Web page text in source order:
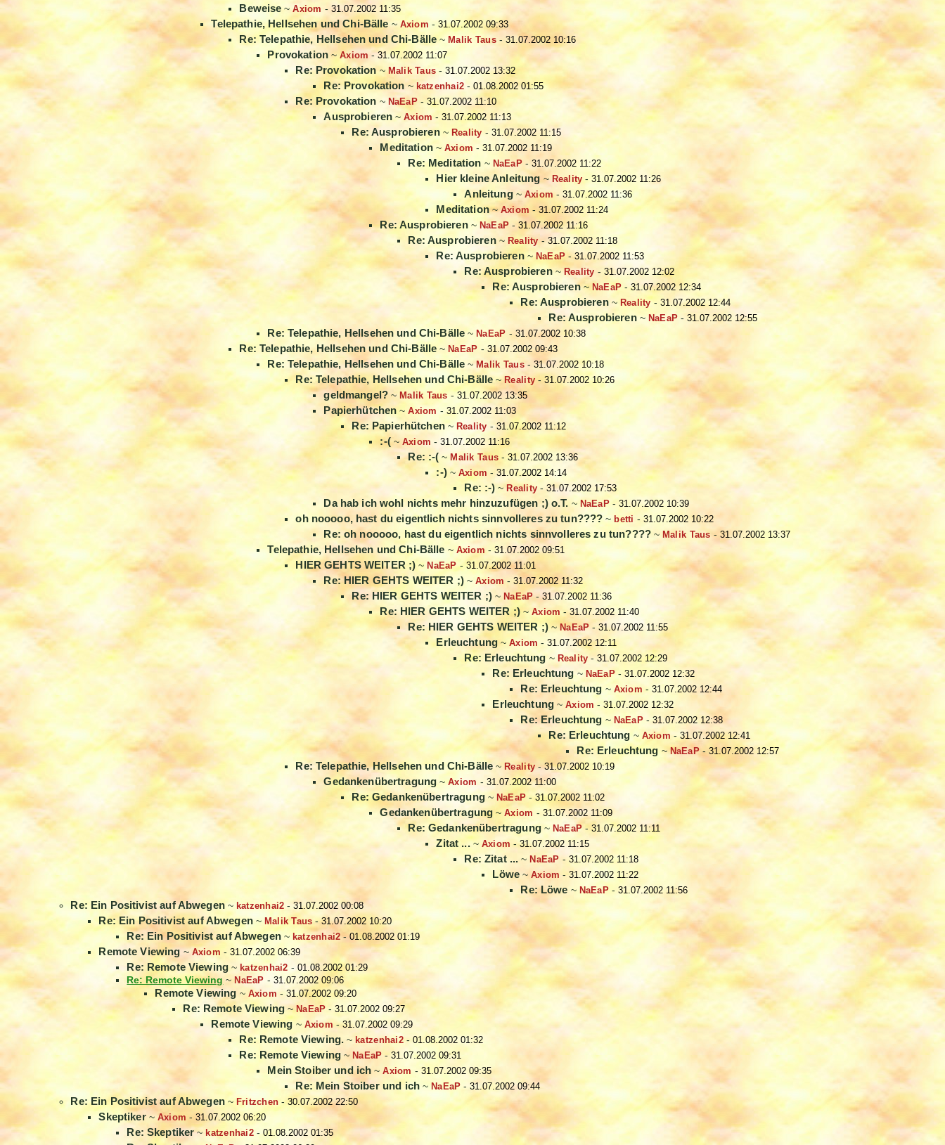
Beweise ~Axiom - 31.07.2002 11:35
Telepathie, Hellsehen und Chi-Bälle ~ Axiom - 31.07.2002 09:33
Re: Telepathie, Hellsehen und Chi-Bälle~ Malik Taus- 31.07.2002 10:16
Provokation ~Axiom -31.07.2002 11:07
Re: Provokation ~Malik Taus -31.07.2002 13:32
Re: Provokation ~ katzenhai2 -01.08.2002 01:55
Re: Provokation ~ NaEaP- 31.07.2002 11:10
Ausprobieren ~Axiom -31.07.2002 11:13
Re: Ausprobieren~ Reality - 31.07.2002 11:15
Meditation~ Axiom -31.07.2002 11:19
Re: Meditation ~ NaEaP- 31.07.2002 11:22
Hier kleine Anleitung ~ Reality -31.07.2002 11:26
Anleitung~ Axiom-31.07.2002 11:36
Meditation~Axiom -31.07.2002 11:24
Re: Ausprobieren~ NaEaP -31.07.2002 11:16
Re: Ausprobieren~ Reality - 31.07.2002 11:18
Re: Ausprobieren~ NaEaP -31.07.2002 11:53
Re: Ausprobieren~Reality - 31.07.2002 12:02
Re: Ausprobieren~ NaEaP -31.07.2002 12:34
Re: Ausprobieren~ Reality- 31.07.2002 12:44
Re: Ausprobieren~ NaEaP -31.07.2002 12:55
Re: Telepathie, Hellsehen und Chi-Bälle~ NaEaP - 31.07.2002 10:38
Re: Telepathie, Hellsehen und Chi-Bälle ~ NaEaP - 31.07.2002 09:43
Re: Telepathie, Hellsehen und Chi-Bälle ~ Malik Taus- 31.07.2002 10:18
Re: Telepathie, Hellsehen und Chi-Bälle ~Reality -31.07.2002 10:26
geldmangel? ~ Malik Taus-31.07.2002 13:35
Papierhütchen ~Axiom - 31.07.2002 11:03
Re: Papierhütchen~ Reality - 31.07.2002 11:12
:-(~ Axiom -31.07.2002 11:16
Re: :-( ~ Malik Taus -31.07.2002 13:36
:-)~ Axiom -31.07.2002 14:14
Re: :-) ~Reality -31.07.2002 17:53
Da hab ich wohl nichts mehr hinzuzufügen ;) o.T. ~ NaEaP- 31.07.2002 10:39
oh nooooo, hast du eigentlich nichts sinnvolleres zu tun???? ~ betti - 31.07.2002 10:22
Re: oh nooooo, hast du eigentlich nichts sinnvolleres zu tun????~ Malik Taus - 31.07.2002 13:37
Telepathie, Hellsehen und Chi-Bälle ~ Axiom -31.07.2002 09:51
HIER GEHTS WEITER ;) ~ NaEaP- 31.07.2002 11:01
Re: HIER GEHTS WEITER ;)~ Axiom -31.07.2002 11:32
Re: HIER GEHTS WEITER ;)~ NaEaP-31.07.2002 11:36
Re: HIER GEHTS WEITER ;)~ Axiom -31.07.2002 11:40
Re: HIER GEHTS WEITER ;)~NaEaP -31.07.2002 11:55
Erleuchtung ~Axiom -31.07.2002 12:11
Re: Erleuchtung ~ Reality -31.07.2002 12:29
Re: Erleuchtung ~ NaEaP- 31.07.2002 12:32
Re: Erleuchtung ~ Axiom - 31.07.2002 12:44
Erleuchtung ~Axiom -31.07.2002 12:32
Re: Erleuchtung ~ NaEaP- 31.07.2002 12:38
Re: Erleuchtung ~ Axiom-31.07.2002 12:41
Re: Erleuchtung ~NaEaP- 31.07.2002 12:57
Re: Telepathie, Hellsehen und Chi-Bälle ~ Reality-31.07.2002 10:19
Gedankenübertragung ~Axiom - 31.07.2002 11:00
Re: Gedankenübertragung~ NaEaP -31.07.2002 11:02
Gedankenübertragung ~Axiom - 31.07.2002 11:09
Re: Gedankenübertragung~ NaEaP-31.07.2002 11:11
Zitat ...~ Axiom -31.07.2002 11:15
Re: Zitat ... ~ NaEaP -31.07.2002 11:18
Löwe ~ Axiom -31.07.2002 11:22
Re: Löwe ~ NaEaP- 31.07.2002 11:56
Re: Ein Positivist auf Abwegen~ katzenhai2 -31.07.2002 00:08
Re: Ein Positivist auf Abwegen~ Malik Taus -31.07.2002 10:20
Re: Ein Positivist auf Abwegen~ katzenhai2-01.08.2002 01:19
Remote Viewing ~ Axiom - 31.07.2002 06:39
Re: Remote Viewing ~ katzenhai2 - 01.08.2002 01:29
Re: Remote Viewing ~ NaEaP - 31.07.2002 09:06
Remote Viewing ~ Axiom - 31.07.2002 09:20
Re: Remote Viewing ~ NaEaP -31.07.2002 09:27
Remote Viewing ~ Axiom -31.07.2002 09:29
Re: Remote Viewing. ~ katzenhai2- 01.08.2002 01:32
Re: Remote Viewing ~ NaEaP -31.07.2002 09:31
Mein Stoiber und ich ~Axiom - 31.07.2002 09:35
Re: Mein Stoiber und ich~ NaEaP -31.07.2002 09:44
Re: Ein Positivist auf Abwegen~ Fritzchen -30.07.2002 22:50
Skeptiker~ Axiom -31.07.2002 06:20
Re: Skeptiker~ katzenhai2- 01.08.2002 01:35